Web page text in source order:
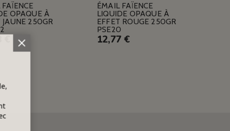
OPAQUE À
JAUNE 250GR
ÉMAIL FAÏENCE
LIQUIDE OPAQUE À
EFFET ROUGE 250GR
PSE20
12,77 €